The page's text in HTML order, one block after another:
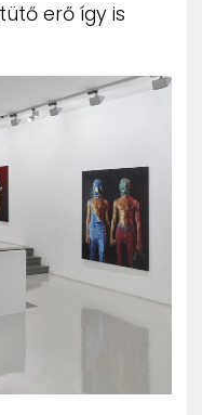
erő így is